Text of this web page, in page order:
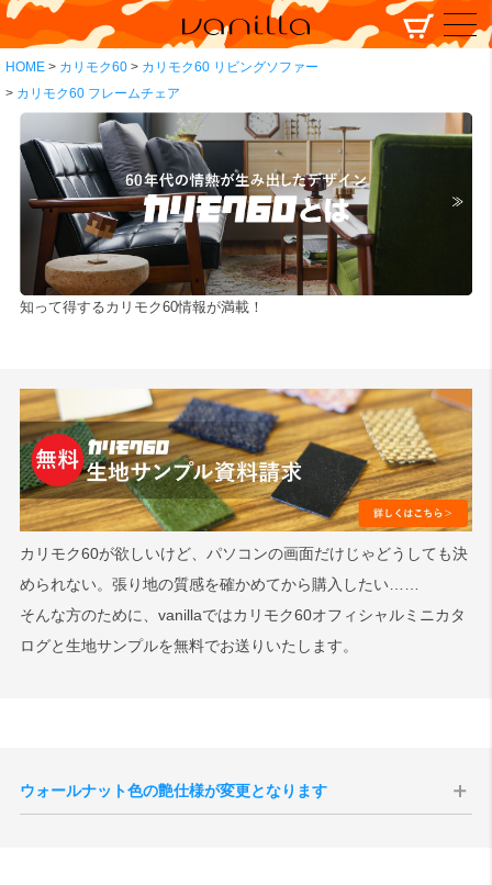
HOME カリモク60
カリモク60 リビングソファー
カリモク60 フレームチェア
検索
知って得するカリモク60情報が満載！
カリモク60が欲しいけど、パソコンの画面だけじゃどうしても決
められない。張り地の質感を確かめてから購入したい……
そんな方のために、vanillaではカリモク60オフィシャルミニカタ
ログと生地サンプルを無料でお送りいたします。
ウォールナット色の艶仕様が変更となります